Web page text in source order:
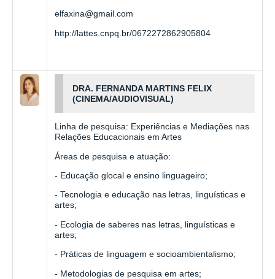
elfaxina@gmail.com
http://lattes.cnpq.br/0672272862905804
DRA. FERNANDA MARTINS FELIX
(CINEMA/AUDIOVISUAL)
Linha de pesquisa: Experiências e Mediações nas
Relações Educacionais em Artes
Áreas de pesquisa e atuação:
- Educação glocal e ensino linguageiro;
- Tecnologia e educação nas letras, linguísticas e
artes;
- Ecologia de saberes nas letras, linguísticas e
artes;
- Práticas de linguagem e socioambientalismo;
- Metodologias de pesquisa em artes;